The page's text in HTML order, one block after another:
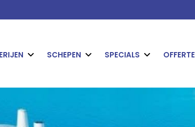
OFFERTE
SPECIALS
SCHEPEN